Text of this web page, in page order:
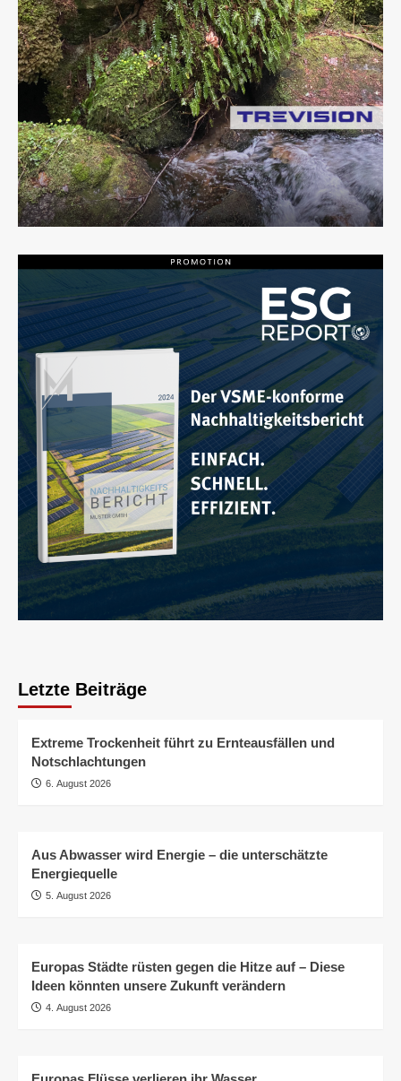
Letzte Beiträge
Extreme Trockenheit führt zu Ernteausfällen und
Notschlachtungen
6. August 2026
Aus Abwasser wird Energie – die unterschätzte
Energiequelle
5. August 2026
Europas Städte rüsten gegen die Hitze auf – Diese
Ideen könnten unsere Zukunft verändern
4. August 2026